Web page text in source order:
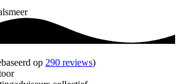
op 290 reviews)